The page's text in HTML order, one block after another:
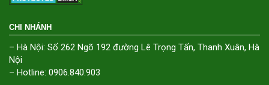
CHI NHÁNH
– Hà Nội: Số 262 Ngõ 192 đường Lê Trọng Tấn, Thanh Xuân, Hà
Nội
– Hotline: 0906.840.903